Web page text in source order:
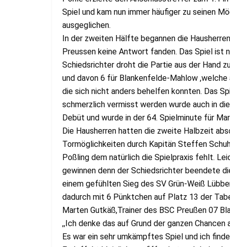
Spiel und kam nun immer häufiger zu seinen
ausgeglichen.
In der zweiten Hälfte begannen die
Preussen keine Antwort fanden. Das Spiel ist
Schiedsrichter droht die Partie aus der Hand
und davon 6 für Blankenfelde-Mahlow
die sich nicht anders behelfen konnten. Das
schmerzlich vermisst werden wurde auch in
Debüt und wurde in der 64. Spielminute für
Die Hausherren hatten die zweite Halbzeit
Tormöglichkeiten durch Kapitän Steffen
Poßling dem natürlich die Spielpraxis fehlt.
gewinnen denn der Schiedsrichter beendete
einem gefühlten Sieg des SV Grün-Weiß
dadurch mit 6 Pünktchen auf Platz 13 der
Marten Gutkäß,Trainer des BSC Preußen 07
,,Ich denke das auf Grund der ganzen
Es war ein sehr umkämpftes Spiel und ich